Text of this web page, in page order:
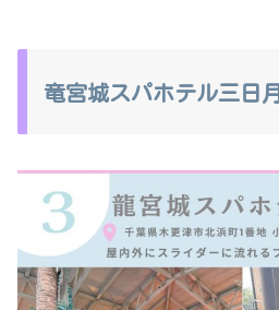
竜宮城スパホテル三日月